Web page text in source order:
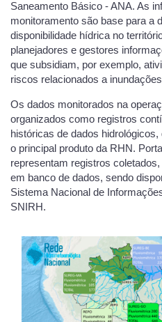
Saneamento Básico - ANA. As
monitoramento são base para a
disponibilidade hídrica no
planejadores e gestores
que subsidiam, por exemplo,
riscos relacionados a
Os dados monitorados na
organizados como registros
históricas de dados
o principal produto da RHN.
representam registros
em banco de dados, sendo
Sistema Nacional de
SNIRH.